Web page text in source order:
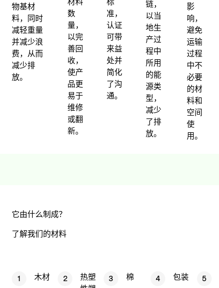
物基材
料，同时
减轻重量
并减少浪
费，从而
减少排
放。
材料
数
量，
以完
善回
收，
使产
品更
易于
维修
或翻
新。
标
准，
认证
可带
来益
处并
简化
了沟
通。
链，
以当
地生
产过
程中
所用
的能
源类
型，
减少
了排
放。
影
响，
避免
运输
过程
中不
必要
的材
料和
空间
使
用。
它由什么制成？
了解我们的材料
1 木材 2
热塑
3 棉 4 包装 5